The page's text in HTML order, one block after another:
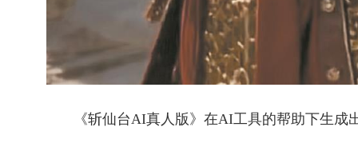
《斩仙台AI真人版》在AI工具的帮助下生成